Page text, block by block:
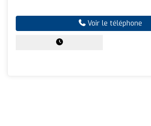
Voir le téléphone